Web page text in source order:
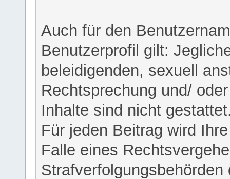
Auch für den
Benutzerprofil gilt:
beleidigenden, sexuell
Rechtsprechung und/
Inhalte sind nicht
Für jeden Beitrag wird
Falle eines